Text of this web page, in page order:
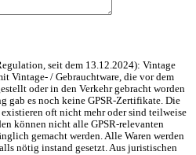
seit dem 13.12.2024): Vintage
Vintage- / Gebrauchtware, die vor dem
oder in den Verkehr gebracht worden
gab es noch keine GPSR-Zertifikate. Die
oft nicht mehr oder sind teilweise
können nicht alle GPSR-relevanten
gemacht werden. Alle Waren werden
nötig instand gesetzt. Aus juristischen